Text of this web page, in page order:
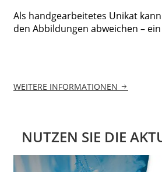
Als handgearbeitetes Unikat
den Abbildungen abweichen –
WEITERE INFORMATIONEN
NUTZEN SIE DIE